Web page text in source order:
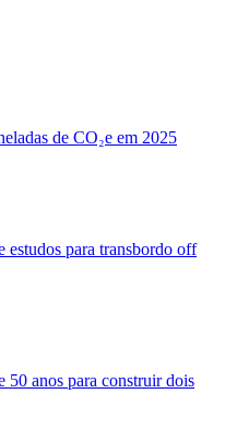
de CO₂e em 2025
estudos para transbordo off
50 anos para construir dois